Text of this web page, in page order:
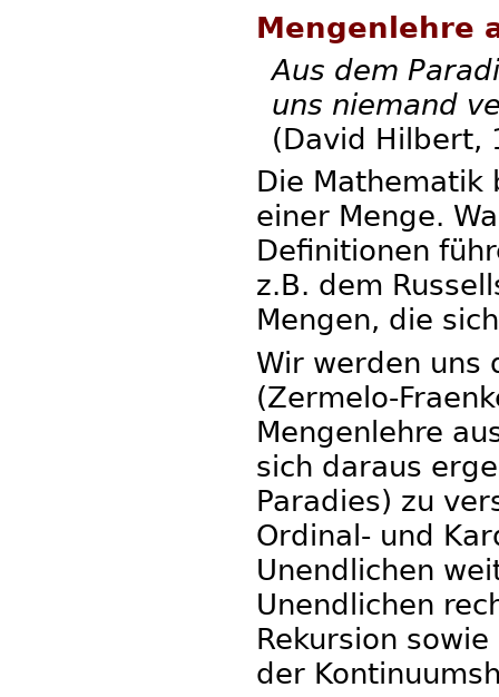
Mengenlehre
Aus dem
uns niemand
(David Hilbert,
Die Mathematik
einer Menge.
Definitionen
z.B. dem
Mengen, die
Wir werden uns
(Zermelo-
Mengenlehre
sich daraus
Paradies) zu
Ordinal- und
Unendlichen
Unendlichen
Rekursion
der